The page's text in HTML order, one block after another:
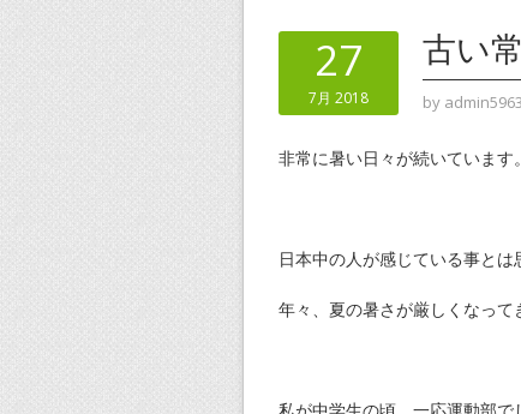
27
7月 2018
古い
by admin5963
非常に暑い日々が続いています。
日本中の人が感じている事とは
年々、夏の暑さが厳しくなって
私が中学生の頃、一応運動部で